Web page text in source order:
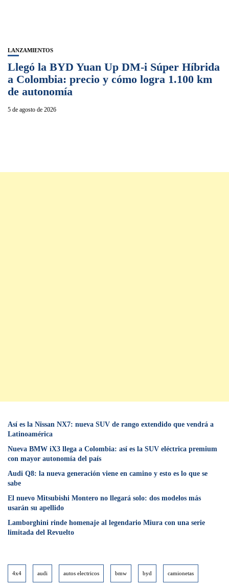
LANZAMIENTOS
Llegó la BYD Yuan Up DM-i Súper Híbrida
a Colombia: precio y cómo logra 1.100 km
de autonomía
5 de agosto de 2026
Así es la Nissan NX7: nueva SUV de rango extendido que vendrá a
Latinoamérica
Nueva BMW iX3 llega a Colombia: así es la SUV eléctrica premium
con mayor autonomía del país
Audi Q8: la nueva generación viene en camino y esto es lo que se
sabe
⁠El nuevo Mitsubishi Montero no llegará solo: dos modelos más
usarán su apellido
Lamborghini rinde homenaje al legendario Miura con una serie
limitada del Revuelto
4x4 audi autos electricos bmw byd camionetas